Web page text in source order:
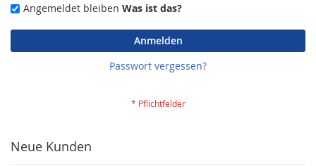
Angemeldet bleiben Was ist das?
Anmelden
Passwort vergessen?
Neue Kunden